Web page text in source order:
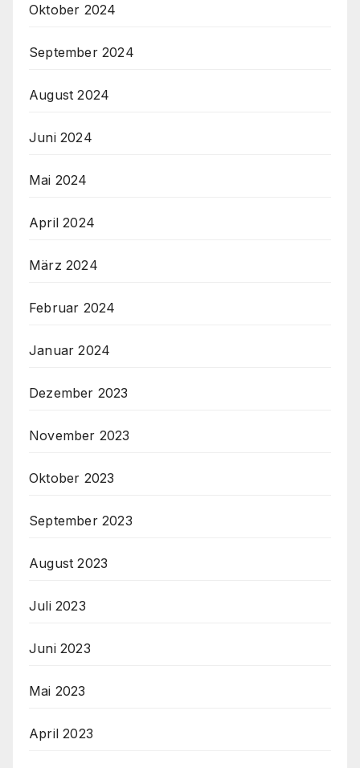
Oktober 2024
September 2024
August 2024
Juni 2024
Mai 2024
April 2024
März 2024
Februar 2024
Januar 2024
Dezember 2023
November 2023
Oktober 2023
September 2023
August 2023
Juli 2023
Juni 2023
Mai 2023
April 2023